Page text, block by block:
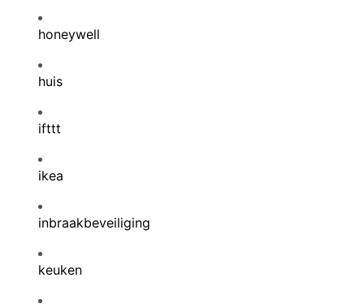
honeywell
huis
ifttt
ikea
inbraakbeveiliging
keuken